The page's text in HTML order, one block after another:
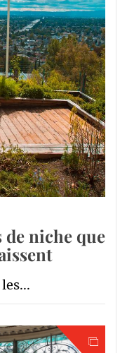
niche que